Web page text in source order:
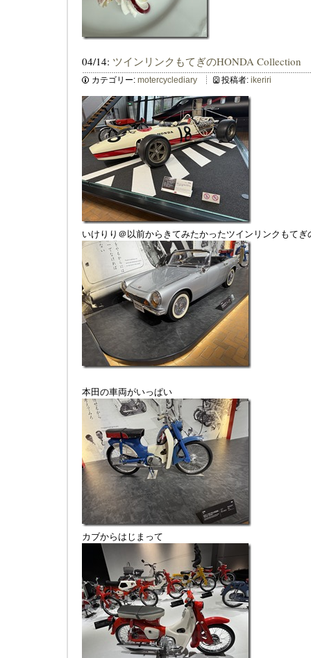
04/14: ツインリンクもてぎのHONDA Collection
カテゴリー: motercyclediary 投稿者: ikeriri
いけりり＠以前からきてみたかったツインリンクもて
本田の車両がいっぱい
カブからはじまって